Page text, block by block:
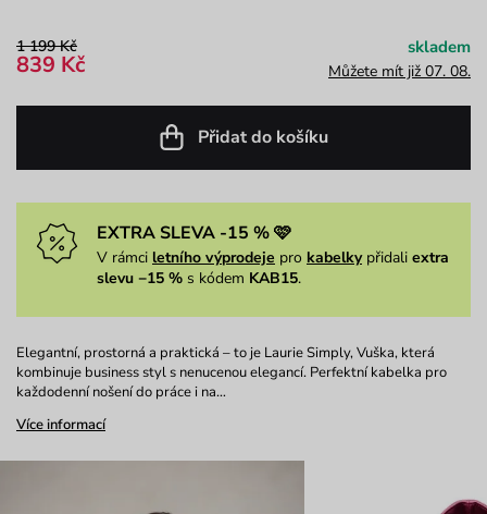
1 199 Kč
839 Kč
skladem
Můžete mít již 07. 08.
Přidat do košíku
EXTRA SLEVA -15 % 🩷
V rámci letního výprodeje pro kabelkypřidali extra
slevu −15 % s kódem KAB15.
Elegantní, prostorná a praktická – to je Laurie Simply, Vuška, která
kombinuje business styl s nenucenou elegancí. Perfektní kabelka pro
každodenní nošení do práce i na…
Více informací